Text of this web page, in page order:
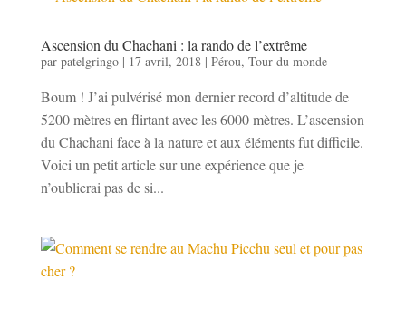
Ascension du Chachani : la rando de l’extrême
par patelgringo| 17 avril, 2018| Pérou, Tour du monde
Boum ! J’ai pulvérisé mon dernier record d’altitude de
5200 mètres en flirtant avec les 6000 mètres. L’ascension
du Chachani face à la nature et aux éléments fut difficile.
Voici un petit article sur une expérience que je
n’oublierai pas de si...